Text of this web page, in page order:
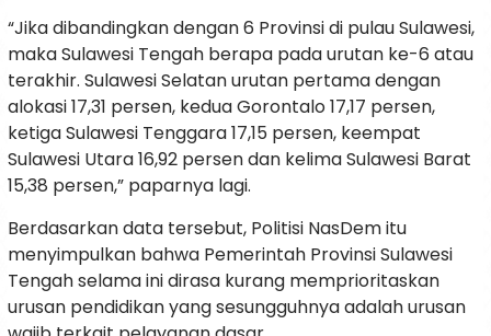
“Jika dibandingkan dengan 6 Provinsi di pulau Sulawesi,
maka Sulawesi Tengah berapa pada urutan ke-6 atau
terakhir. Sulawesi Selatan urutan pertama dengan
alokasi 17,31 persen, kedua Gorontalo 17,17 persen,
ketiga Sulawesi Tenggara 17,15 persen, keempat
Sulawesi Utara 16,92 persen dan kelima Sulawesi Barat
15,38 persen,” paparnya lagi.
Berdasarkan data tersebut, Politisi NasDem itu
menyimpulkan bahwa Pemerintah Provinsi Sulawesi
Tengah selama ini dirasa kurang memprioritaskan
urusan pendidikan yang sesungguhnya adalah urusan